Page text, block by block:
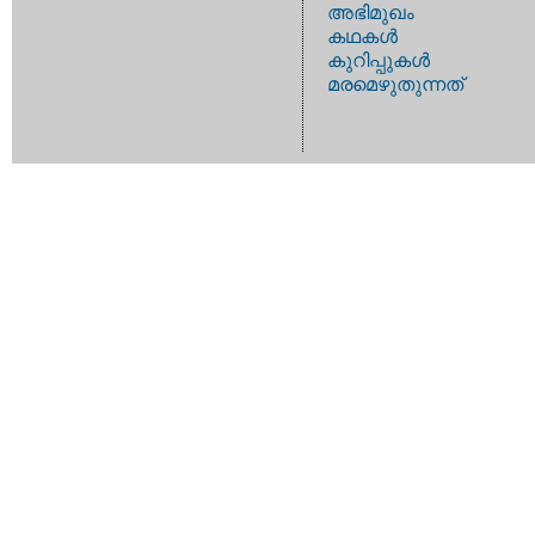
അഭിമുഖം
കഥകള്‍
കുറിപ്പുകള്‍
മരമെഴുതുന്നത്